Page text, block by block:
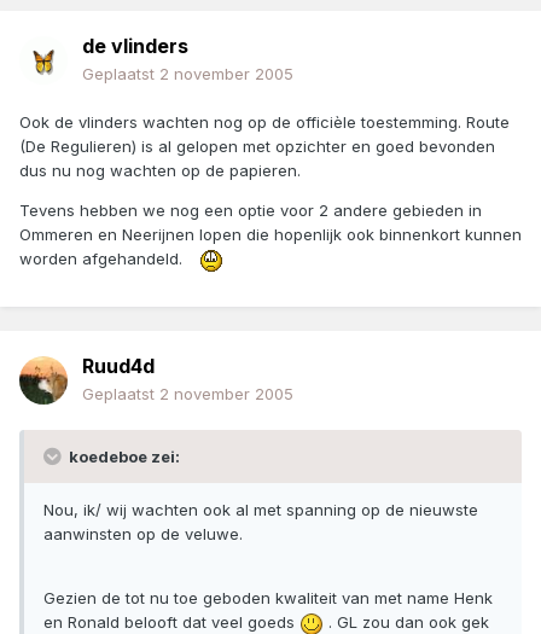
de vlinders
Geplaatst 2 november 2005
Ook de vlinders wachten nog op de officièle toestemming. Route
(De Regulieren) is al gelopen met opzichter en goed bevonden
dus nu nog wachten op de papieren.
Tevens hebben we nog een optie voor 2 andere gebieden in
Ommeren en Neerijnen lopen die hopenlijk ook binnenkort kunnen
worden afgehandeld.
Ruud4d
Geplaatst 2 november 2005
koedeboe zei:
Nou, ik/ wij wachten ook al met spanning op de nieuwste
aanwinsten op de veluwe.
Gezien de tot nu toe geboden kwaliteit van met name Henk
en Ronald belooft dat veel goeds
. GL zou dan ook gek